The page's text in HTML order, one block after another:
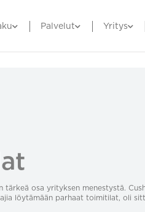
Palvelut Yritys
osa yrityksen menestystä.
löytämään parhaat toimitilat, oli